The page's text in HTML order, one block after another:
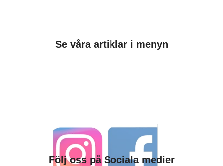
Se våra artiklar i menyn
Följ oss på Sociala medier